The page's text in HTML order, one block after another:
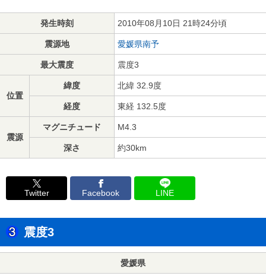
発生時刻 2010年08月10日 21時24分頃
震源地 愛媛県南予
最大震度 震度3
位置
緯度 北緯 32.9度
経度 東経 132.5度
震源
マグニチュード M4.3
深さ 約30km
Twitter Facebook LINE
震度3
愛媛県